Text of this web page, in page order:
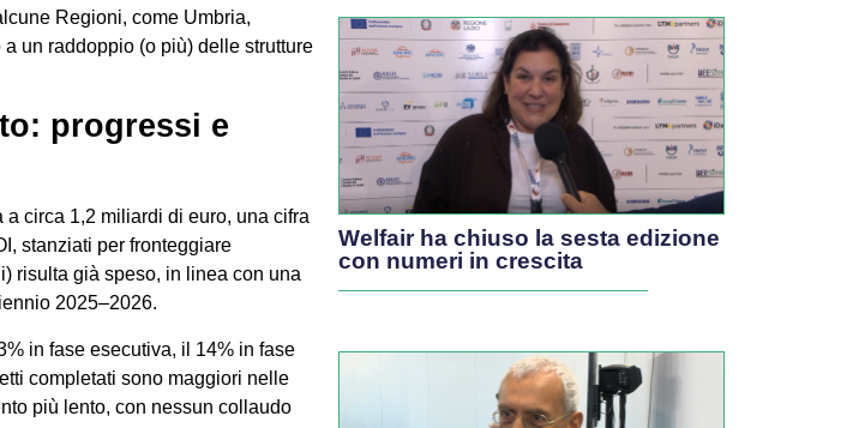
Regioni, come Umbria,
un raddoppio (o più) delle strutture
progressi e
a circa 1,2 miliardi di euro, una cifra
stanziati per fronteggiare
risulta già speso, in linea con una
2025–2026.
in fase esecutiva, il 14% in fase
completati sono maggiori nelle
più lento, con nessun collaudo
Welfair ha chiuso la sesta edizione
con numeri in crescita